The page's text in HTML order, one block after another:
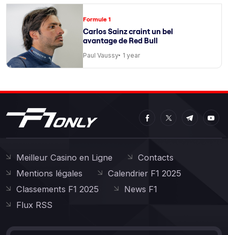
Formule 1
Carlos Sainz craint un bel
avantage de Red Bull
Paul Vaussy 1 year
Meilleur Casino en Ligne
Contacts
Mentions légales
Calendrier F1 2025
Classements F1 2025
News F1
Flux RSS